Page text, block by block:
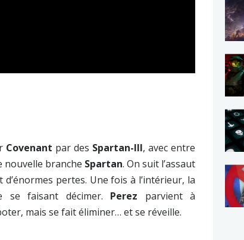
Covenant par des Spartan-III, avec entre
nouvelle branche Spartan. On suit l’assaut
pertes. Une fois à l’intérieur, la
se faisant décimer. Perez parvient à
mais se fait éliminer… et se réveille.